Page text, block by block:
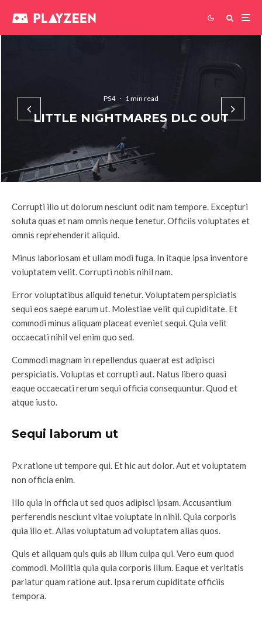
PS4 · 1 min read
LITTLE NIGHTMARES DLC OUT
Corrupti illo ut dolorum nesciunt odit nam tempore. Excepturi
soluta quas et nam omnis neque tenetur. Officiis voluptates et
omnis reprehenderit aliquid.
Minus laboriosam et ullam modi fuga. In itaque ipsa inventore
voluptatem velit. Corrupti nobis nihil nam.
Error voluptatibus aliquid tenetur. Voluptatem perspiciatis
sequi eos saepe earum ut. Molestiae velit qui cupiditate. Et
commodi minus aliquam placeat eveniet sequi. Quia velit
occaecati nihil vel enim quo sed.
Commodi magnam in repellendus quaerat est adipisci
perspiciatis. Voluptas et corrupti aut. Natus libero quasi
eaque occaecati rerum sequi officia consequuntur. Quod et
atque iusto.
Sequi laborum ut
Px ratione ut tempore qui. Et hic aut dolor. Aut et voluptatem
non officia enim.
Illo quia in officia ut sed quos adipisci ipsam. Accusantium
perferendis nesciunt vitae voluptate in nihil. Quia corporis
quia illo et. Alias voluptatum ad voluptatem alias quos.
Quis et aliquam quis quis ab illum culpa qui. Vero eum quod
commodi. Mollitia quia quia corporis illum. Eaque et veritatis
pariatur quam ratione aut. Ipsa rerum cupiditate officiis
tempora.